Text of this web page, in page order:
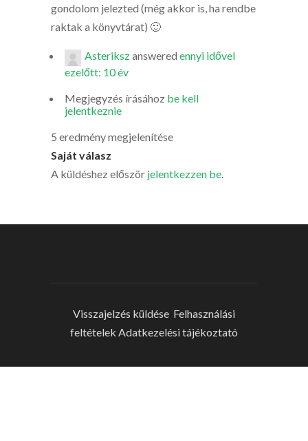
gondolom jelezted (még akkor is, ha rendbe
raktak a könyvtárat) 🙂
Asterikszanswered ennyi idővel
ezelőtt: 10 év
Megjegyzés írásához be kell
jelentkeznie
5 eredmény megjelenítése
Saját válasz
A küldéshez először jelentkezzen be.
Visszajelzés küldése Felhasználási
feltételek Adatkezelési tájékoztató